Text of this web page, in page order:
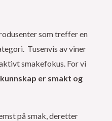
som treffer en
Tusenvis av viner
smakefokus. For vi
kunnskap er smakt og
på smak, deretter